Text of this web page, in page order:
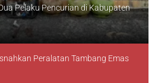
Pelaku Pencurian di Kabupaten
Peralatan Tambang Emas